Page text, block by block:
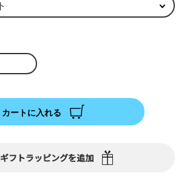
カートに入れる
ギフトラッピングを追加